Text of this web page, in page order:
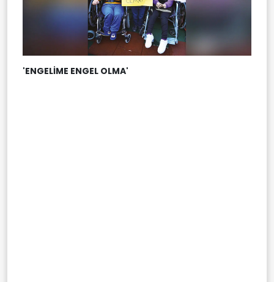
'ENGELİME ENGEL OLMA'